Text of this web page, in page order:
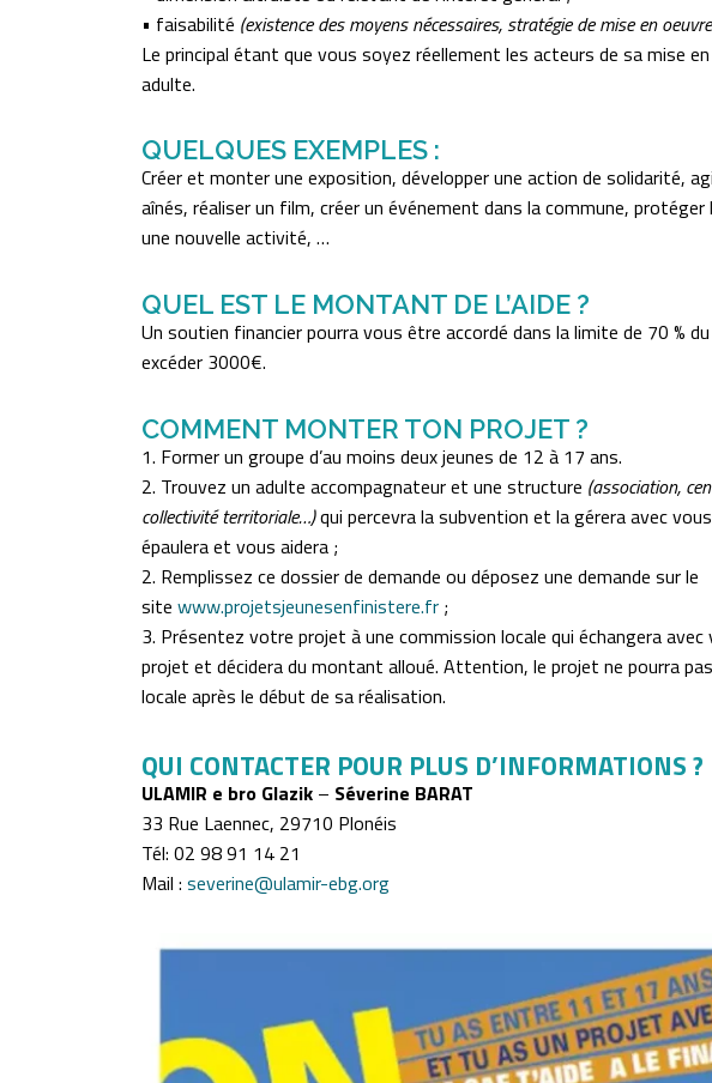
• faisabilité (existence des moyens nécessaires, stratégie de mise en
Le principal étant que vous soyez réellement les acteurs de sa mise
adulte.
QUELQUES EXEMPLES :
Créer et monter une exposition, développer une action de solidarité,
aînés, réaliser un film, créer un événement dans la commune,
une nouvelle activité, …
QUEL EST LE MONTANT DE L’AIDE ?
Un soutien financier pourra vous être accordé dans la limite de 70 %
excéder 3000€.
COMMENT MONTER TON PROJET ?
1. Former un groupe d’au moins deux jeunes de 12 à 17 ans.
2. Trouvez un adulte accompagnateur et une structure (association,
collectivité territoriale…)qui percevra la subvention et la gérera avec
épaulera et vous aidera ;
2. Remplissez ce dossier de demande ou déposez une demande sur le
site www.projetsjeunesenfinistere.fr ;
3. Présentez votre projet à une commission locale qui échangera
projet et décidera du montant alloué. Attention, le projet ne pourra
locale après le début de sa réalisation.
QUI CONTACTER POUR PLUS D’INFORMATIONS ?
ULAMIR e bro Glazik – Séverine BARAT
33 Rue Laennec, 29710 Plonéis
Tél: 02 98 91 14 21
Mail : severine@ulamir-ebg.org